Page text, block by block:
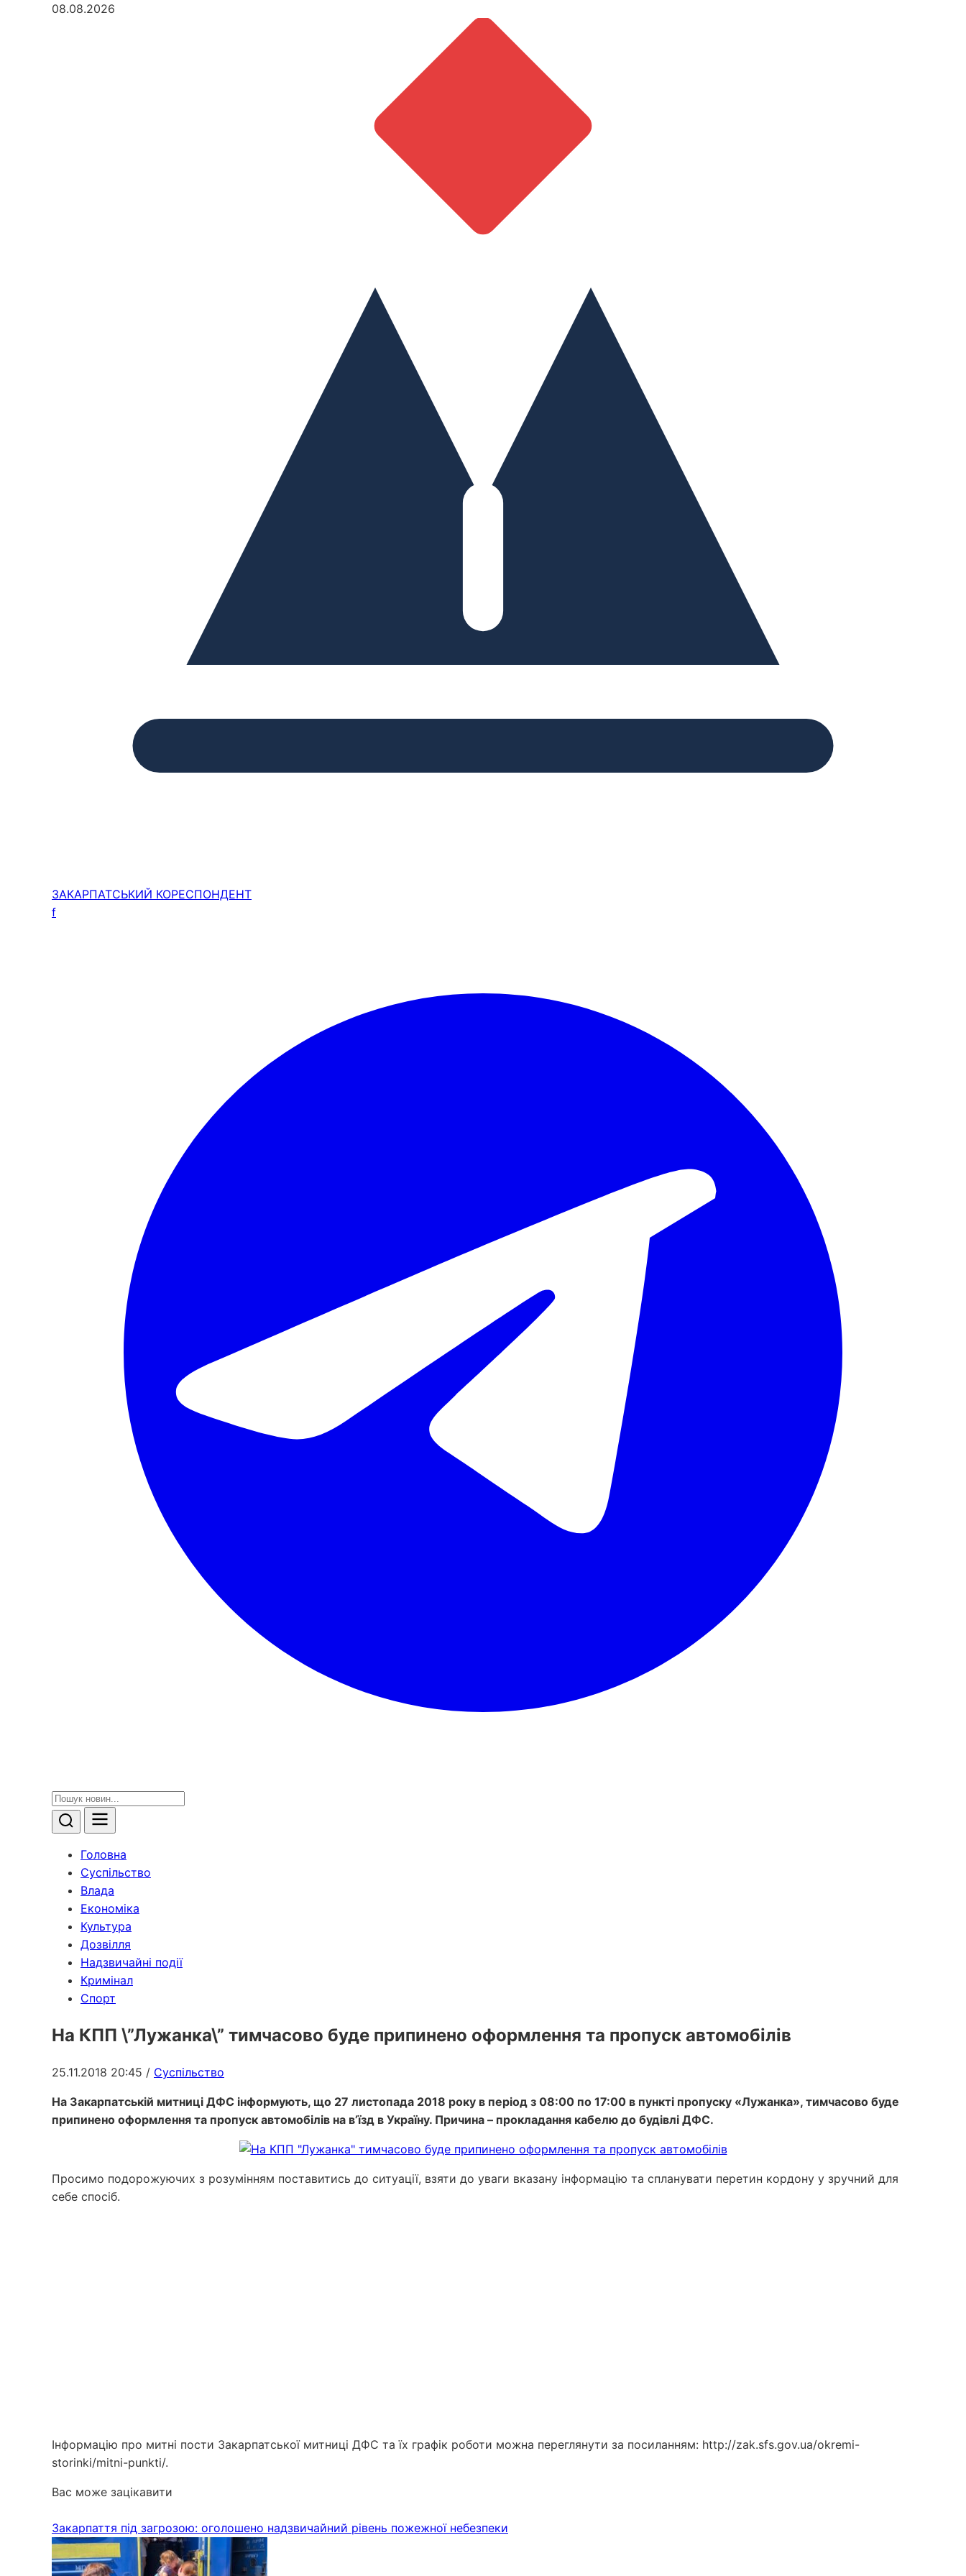
08.08.2026
ЗАКАРПАТСЬКИЙ КОРЕСПОНДЕНТ
f
Головна
Суспільство
Влада
Економіка
Культура
Дозвілля
Надзвичайні події
Кримінал
Спорт
На КПП \”Лужанка\” тимчасово буде припинено оформлення та пропуск автомобілів
25.11.2018 20:45 / Суспільство
На Закарпатській митниці ДФС інформують, що 27 листопада 2018 року в період з 08:00 по 17:00 в пункті пропуску «Лужанка», тимчасово буде
припинено оформлення та пропуск автомобілів на в’їзд в Україну. Причина – прокладання кабелю до будівлі ДФС.
Просимо подорожуючих з розумінням поставитись до ситуації, взяти до уваги вказану інформацію та спланувати перетин кордону у зручний для
себе спосіб.
Інформацію про митні пости Закарпатської митниці ДФС та їх графік роботи можна переглянути за посиланням: http://zak.sfs.gov.ua/okremi-
storinki/mitni-punkti/.
Вас може зацікавити
Закарпаття під загрозою: оголошено надзвичайний рівень пожежної небезпеки